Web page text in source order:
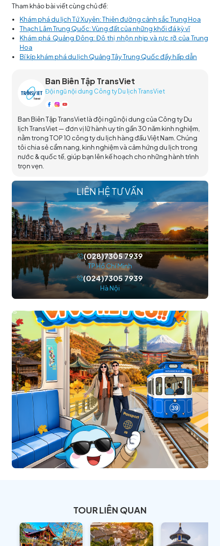
Tham khảo bài viết cùng chủ đề:
Khám phá du lịch Tứ Xuyên: Thiên đường cảnh sắc Trung Hoa
Thạch Lâm Trung Quốc: Vùng đất của những khối đá kỳ vĩ
Khám phá Quảng Đông: Đô thị nhộn nhịp và rực rỡ của Trung
Hoa
Bí kíp khám phá du lịch Quảng Tây Trung Quốc đầy hấp dẫn
Ban Biên Tập TransViet
Đội ngũ nội dung Công ty Du lịch TransViet
Ban Biên Tập TransViet là đội ngũ nội dung của Công ty Du
lịch TransViet — đơn vị lữ hành uy tín gần 30 năm kinh nghiệm,
nằm trong TOP 10 công ty du lịch hàng đầu Việt Nam. Chúng
tôi chia sẻ cẩm nang, kinh nghiệm và cảm hứng du lịch trong
nước & quốc tế, giúp bạn lên kế hoạch cho những hành trình
trọn vẹn.
LIÊN HỆ TƯ VẤN
(028)7305 7939
TP.Hồ Chí Minh
(024)7305 7939
Hà Nội
TOUR LIÊN QUAN